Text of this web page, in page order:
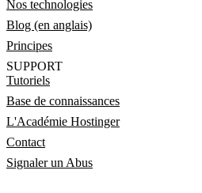
Nos technologies
Blog (en anglais)
Principes
SUPPORT
Tutoriels
Base de connaissances
L'Académie Hostinger
Contact
Signaler un Abus